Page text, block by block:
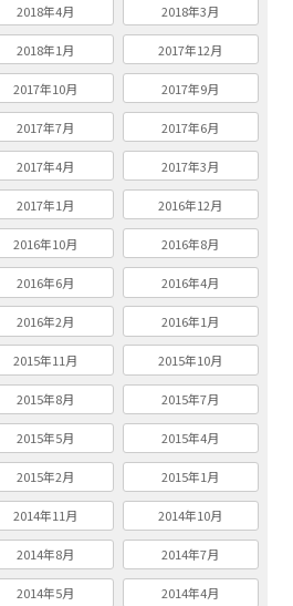
2018年4月 2018年3月
2018年1月 2017年12月
2017年10月 2017年9月
2017年7月 2017年6月
2017年4月 2017年3月
2017年1月 2016年12月
2016年10月 2016年8月
2016年6月 2016年4月
2016年2月 2016年1月
2015年11月 2015年10月
2015年8月 2015年7月
2015年5月 2015年4月
2015年2月 2015年1月
2014年11月 2014年10月
2014年8月 2014年7月
2014年5月 2014年4月